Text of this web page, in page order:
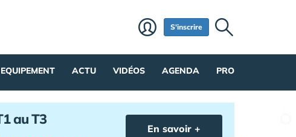
S'inscrire
EQUIPEMENT ACTU VIDÉOS AGENDA PRO
au T3
En savoir +